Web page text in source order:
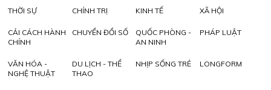
THỜI SỰ CHÍNH TRỊ KINH TẾ XÃ HỘI
CẢI CÁCH HÀNH
CHÍNH
CHUYỂN ĐỔI SỐ
QUỐC PHÒNG -
AN NINH
PHÁP LUẬT
VĂN HÓA -
NGHỆ THUẬT
DU LỊCH - THỂ
THAO
NHỊP SỐNG TRẺ LONGFORM